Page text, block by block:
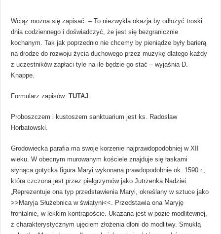
Wciąż można się zapisać. – To niezwykła okazja by odłożyć troski
dnia codziennego i doświadczyć, że jest się bezgranicznie
kochanym. Tak jak poprzednio nie chcemy by pieniądze były barierą
na drodze do rozwoju życia duchowego przez muzykę dlatego każdy
z uczestników zapłaci tyle na ile będzie go stać – wyjaśnia D.
Knappe.
Formularz zapisów:TUTAJ
Proboszczem i kustoszem sanktuarium jest ks. Radosław
Horbatowski.
Grodowiecka parafia ma swoje korzenie najprawdopodobniej w XII
wieku. W obecnym murowanym kościele znajduje się łaskami
słynąca gotycka figura Maryi wykonana prawdopodobnie ok. 1590 r.,
która czczona jest przez pielgrzymów jako Jutrzenka Nadziei.
„Reprezentuje ona typ przedstawienia Maryi, określany w sztuce jako
>>Maryja Służebnica w świątyni<<. Przedstawia ona Maryję
frontalnie, w lekkim kontrapoście. Ukazana jest w pozie modlitewnej,
z charakterystycznym ujęciem złożenia dłoni do modlitwy. Smukłą